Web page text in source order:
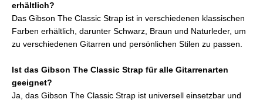
erhältlich?
Das Gibson The Classic Strap ist in verschiedenen klassischen
Farben erhältlich, darunter Schwarz, Braun und Naturleder, um
zu verschiedenen Gitarren und persönlichen Stilen zu passen.
Ist das Gibson The Classic Strap für alle Gitarrenarten
geeignet?
Ja, das Gibson The Classic Strap ist universell einsetzbar und